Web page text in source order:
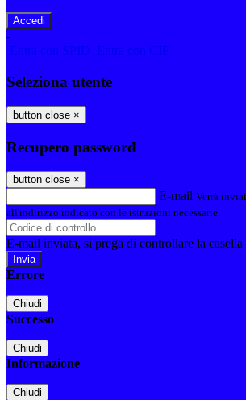
-
Entra con SPID
Entra con CIE
Seleziona utente
button close ×
Recupero password
button close ×
E-mail Verrà
all'indirizzo indicato con le istruzioni necessarie.
E-mail inviata, si prega di controllare la
Errore
Chiudi
Successo
Chiudi
Informazione
Chiudi